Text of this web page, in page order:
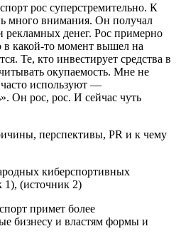
рос суперстремительно. К
много внимания. Он получал
рекламных денег. Рос примерно
в какой-то момент вышел на
Те, кто инвестирует средства в
окупаемость. Мне не
часто используют —
Он рос, рос. И сейчас чуть
киберспортивных
1), (источник 2)
примет более
бизнесу и властям формы и